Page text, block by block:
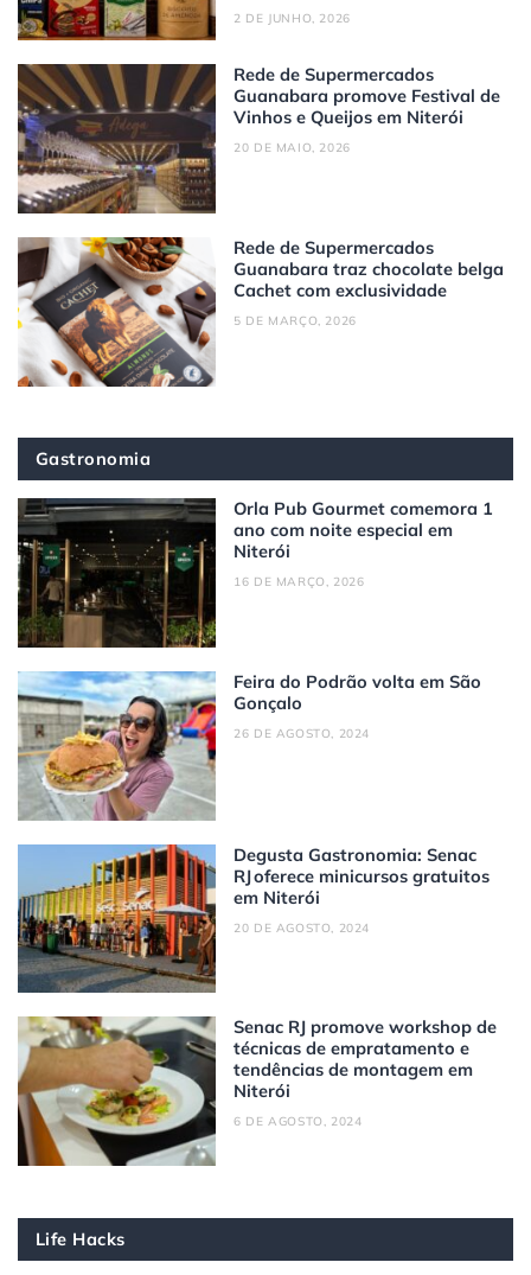
2 DE JUNHO, 2026
Rede de Supermercados
Guanabara promove Festival de
Vinhos e Queijos em Niterói
20 DE MAIO, 2026
Rede de Supermercados
Guanabara traz chocolate belga
Cachet com exclusividade
5 DE MARÇO, 2026
Gastronomia
Orla Pub Gourmet comemora 1
ano com noite especial em
Niterói
16 DE MARÇO, 2026
Feira do Podrão volta em São
Gonçalo
26 DE AGOSTO, 2024
Degusta Gastronomia: Senac
RJ oferece minicursos gratuitos
em Niterói
20 DE AGOSTO, 2024
Senac RJ promove workshop de
técnicas de empratamento e
tendências de montagem em
Niterói
6 DE AGOSTO, 2024
Life Hacks